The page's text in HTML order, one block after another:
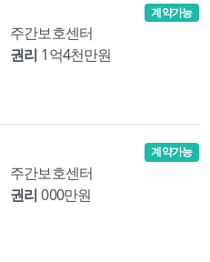
주간보호센터
권리 1억4천만원
계약가능
주간보호센터
권리 000만원
계약가능